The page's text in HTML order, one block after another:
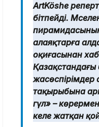
ArtKöshe
бітпейді.
алаяқтарға
оқиғасынан
тақырыбына
гүл» –
келе жатқан